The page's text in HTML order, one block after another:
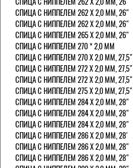
СПИЦА С НИППЕЛЕМ 262 Х 2,0 ММ, 26"
СПИЦА С НИППЕЛЕМ 262 Х 2,0 ММ, 26"
СПИЦА С НИППЕЛЕМ 265 Х 2,0 ММ, 26"
СПИЦА С НИППЕЛЕМ 270 * 2,0 ММ
СПИЦА С НИППЕЛЕМ 270 Х 2,0 ММ, 27,5"
СПИЦА С НИППЕЛЕМ 272 Х 2,0 ММ, 27,5"
СПИЦА С НИППЕЛЕМ 272 Х 2,0 ММ, 27,5"
СПИЦА С НИППЕЛЕМ 275 Х 2,0 ММ, 27,5"
СПИЦА С НИППЕЛЕМ 284 Х 2,0 ММ, 28"
СПИЦА С НИППЕЛЕМ 284 Х 2,0 ММ, 28"
СПИЦА С НИППЕЛЕМ 284 Х 2,0 ММ, 28"
СПИЦА С НИППЕЛЕМ 286 Х 2,0 ММ, 28'
СПИЦА С НИППЕЛЕМ 286 Х 2,0 ММ, 28"
СПИЦА С НИППЕЛЕМ 286 Х 2,0 ММ, 28"